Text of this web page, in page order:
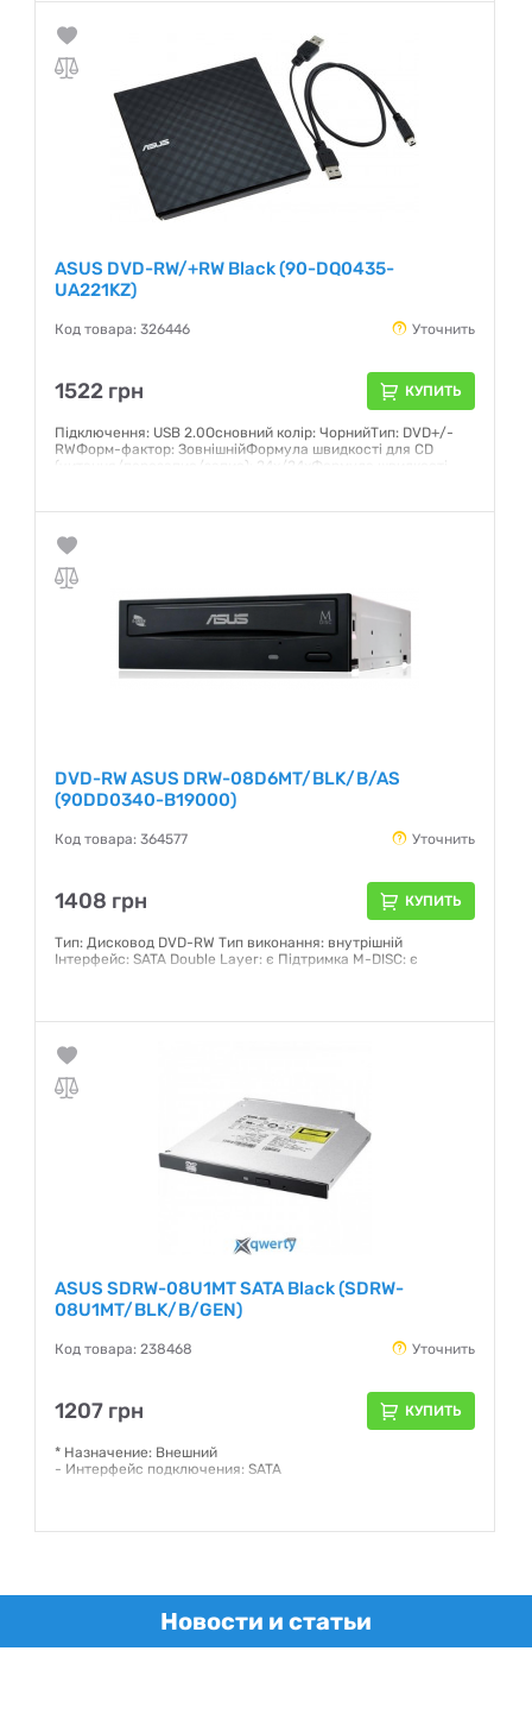
Гарантия:
ASUS DVD-RW/+RW Black (90-DQ0435-
UA221KZ)
Код товара: 326446 Уточнить
1522 грн КУПИТЬ
Підключення: USB 2.0Основний колір: ЧорнийТип: DVD+/-
RWФорм-фактор: ЗовнішнійФормула швидкості для CD
(читання/перезапис/запис): 24x/24xФормула швидкості
8x/6xШвидкість запису DVD-RAM: 5x
Гарантия:
DVD-RW ASUS DRW-08D6MT/BLK/B/AS
(90DD0340-B19000)
Код товара: 364577 Уточнить
1408 грн КУПИТЬ
Тип: Дисковод DVD-RW Тип виконання: внутрішній
Інтерфейс: SATA Double Layer: є Підтримка M-DISC: є
ASUS SDRW-08U1MT SATA Black (SDRW-
08U1MT/BLK/B/GEN)
Код товара: 238468 Уточнить
1207 грн КУПИТЬ
* Назначение: Внешний
- Интерфейс подключения: SATA
Новости и статьи